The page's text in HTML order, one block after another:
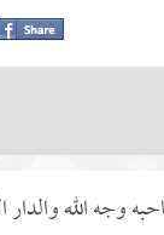
وجه الله والدار